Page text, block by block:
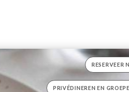
RESERVEER
PRIVÉDINEREN EN